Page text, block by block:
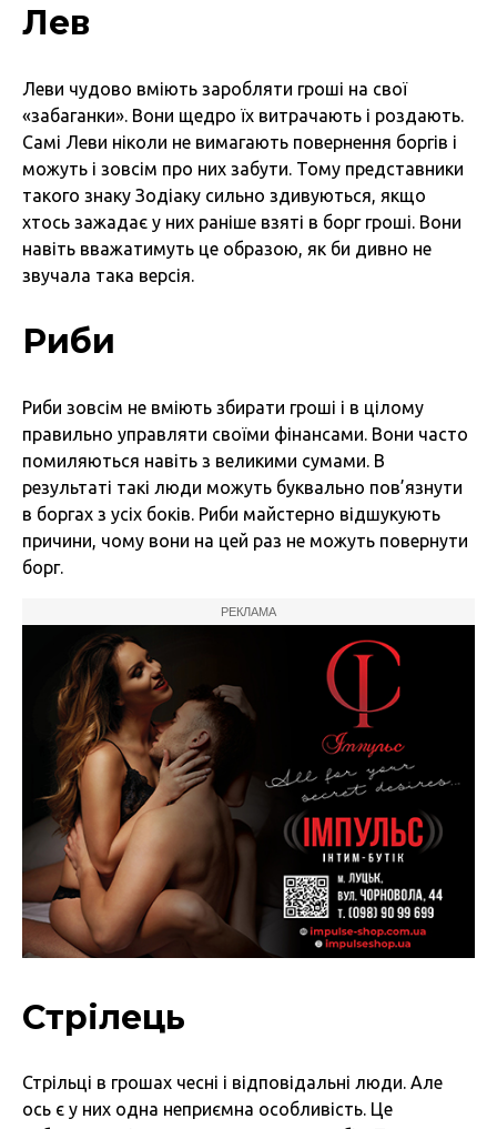
Лев
Леви чудово вміють заробляти гроші на свої
«забаганки». Вони щедро їх витрачають і роздають.
Самі Леви ніколи не вимагають повернення боргів і
можуть і зовсім про них забути. Тому представники
такого знаку Зодіаку сильно здивуються, якщо
хтось зажадає у них раніше взяті в борг гроші. Вони
навіть вважатимуть це образою, як би дивно не
звучала така версія.
Риби
Риби зовсім не вміють збирати гроші і в цілому
правильно управляти своїми фінансами. Вони часто
помиляються навіть з великими сумами. В
результаті такі люди можуть буквально пов’язнути
в боргах з усіх боків. Риби майстерно відшукують
причини, чому вони на цей раз не можуть повернути
борг.
РЕКЛАМА
Стрілець
Стрільці в грошах чесні і відповідальні люди. Але
ось є у них одна неприємна особливість. Це